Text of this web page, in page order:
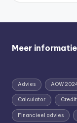
Meer
Advies AOW
Calculator
Financieel advies